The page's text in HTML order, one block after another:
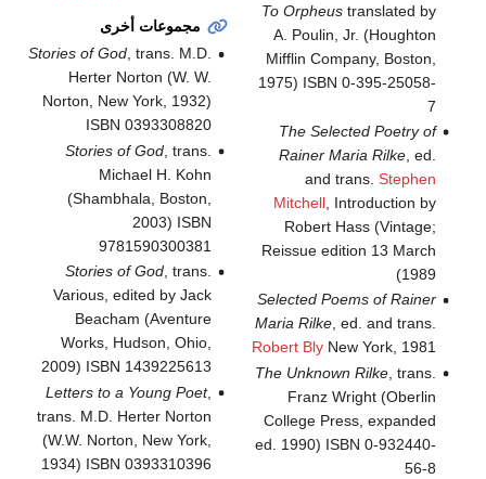
To Orpheustranslated by
A. Poulin, Jr. (Houghton
Mifflin Company, Boston,
1975) ISBN 0-395-25058-
7
The Selected Poetry of
Rainer Maria Rilke, ed.
and trans. Stephen
Mitchell, Introduction by
Robert Hass (Vintage;
Reissue edition 13 March
1989)
Selected Poems of Rainer
Maria Rilke, ed. and trans.
Robert BlyNew York, 1981
The Unknown Rilke, trans.
Franz Wright (Oberlin
College Press, expanded
ed. 1990) ISBN 0-932440-
56-8
مجموعات أخرى
Stories of God, trans. M.D.
Herter Norton (W. W.
Norton, New York, 1932)
ISBN 0393308820
Stories of God, trans.
Michael H. Kohn
(Shambhala, Boston,
2003) ISBN
9781590300381
Stories of God, trans.
Various, edited by Jack
Beacham (Aventure
Works, Hudson, Ohio,
2009) ISBN 1439225613
Letters to a Young Poet,
trans. M.D. Herter Norton
(W.W. Norton, New York,
1934) ISBN 0393310396